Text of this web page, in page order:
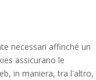
necessari affinché un
assicurano le
in maniera, tra l'altro,